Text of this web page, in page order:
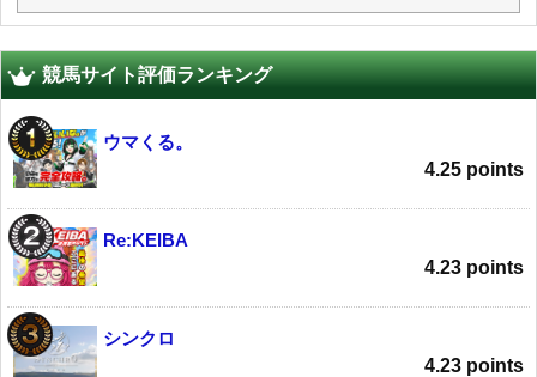
競馬サイト評価ランキング
ウマくる。
4.25 points
Re:KEIBA
4.23 points
シンクロ
4.23 points